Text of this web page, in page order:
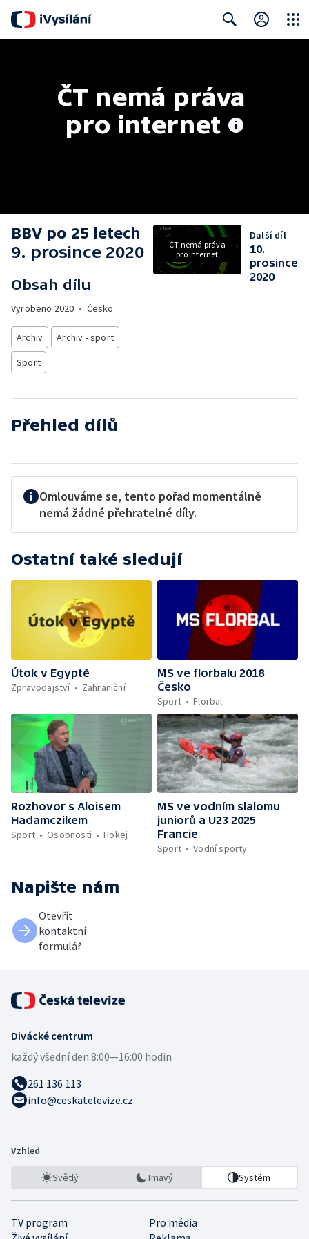
ČT nemá práva
pro internet
BBV po 25 letech
9. prosince 2020
Obsah dílu
Vyrobeno 2020 • Česko
Archiv
Archiv - sport
Sport
ČT nemá práva
pro internet
Další díl
10.
prosince
2020
Přehled dílů
Omlouváme se, tento pořad momentálně
nemá žádné přehratelné díly.
Ostatní také sledují
Útok v Egyptě
Zpravodajství
Zahraniční
MS ve florbalu 2018
Česko
Sport
Florbal
Rozhovor s Aloisem
Hadamczikem
Sport
Osobnosti Hokej
MS ve vodním slalomu
juniorů a U23 2025
Francie
Sport
Vodní sporty
Napište nám
Otevřít
kontaktní
formulář
Divácké centrum
každý všední den:8:00—16:00 hodin
261 136 113
info@ceskatelevize.cz
Vzhled
Světlý Tmavý Systém
TV program
Pro média